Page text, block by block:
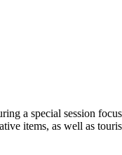
a special session
items, as well as